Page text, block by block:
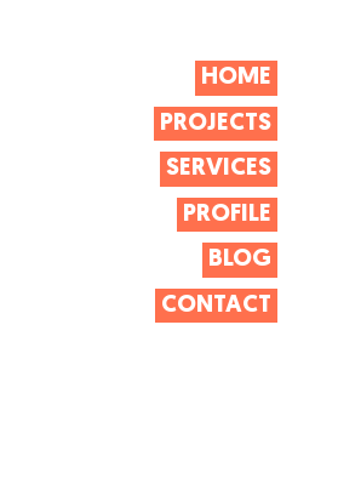
HOME
PROJECTS
SERVICES
PROFILE
BLOG
CONTACT